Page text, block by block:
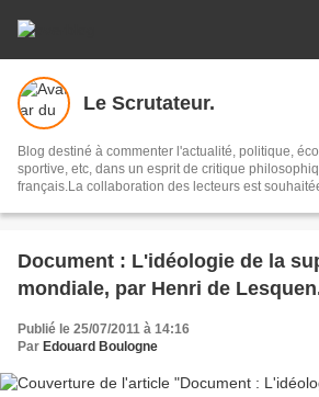
Le Scrutateur.
Blog destiné à commenter l'actualité, politique,
sportive, etc, dans un esprit de critique
français.La collaboration des lecteurs est
Document : L'idéologie de la
mondiale, par Henri de
Publié le 25/07/2011 à 14:16
Par Edouard Boulogne